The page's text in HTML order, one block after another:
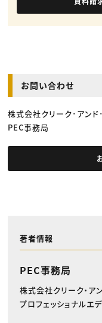
お問い合わせ
株式会社クリーク･アンド
PEC事務局
著者情報
PEC事務局
株式会社クリーク・ア
プロフェッショナルエ